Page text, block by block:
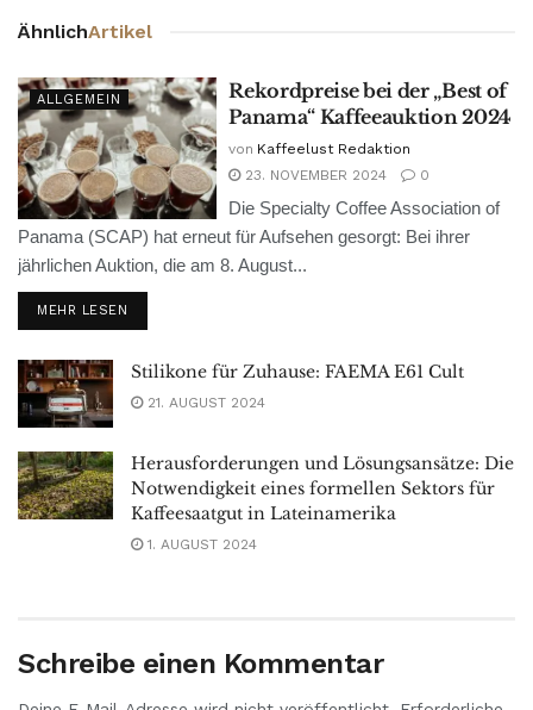
ÄhnlichArtikel
ALLGEMEIN
Rekordpreise bei der „Best of
Panama“ Kaffeeauktion 2024
von Kaffeelust Redaktion
23. NOVEMBER 2024
0
Die Specialty Coffee Association of
Panama (SCAP) hat erneut für Aufsehen gesorgt: Bei ihrer
jährlichen Auktion, die am 8. August...
MEHR LESEN
Stilikone für Zuhause: FAEMA E61 Cult
21. AUGUST 2024
Herausforderungen und Lösungsansätze: Die
Notwendigkeit eines formellen Sektors für
Kaffeesaatgut in Lateinamerika
1. AUGUST 2024
Schreibe einen Kommentar